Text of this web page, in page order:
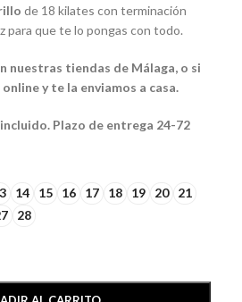
de 18 kilates con terminación
para que te lo pongas con todo.
nuestras tiendas de Málaga, o si
y te la enviamos a casa.
Plazo de entrega 24-72
14 15 16 17 18 19 20
21
28